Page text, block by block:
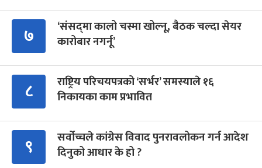
७
‘संसद्‍मा कालो चस्मा खोल्नू, बैठक चल्दा सेयर
कारोबार नगर्नू’
८
राष्ट्रिय परिचयपत्रको ‘सर्भर’ समस्याले १६
निकायका काम प्रभावित
९
सर्वोच्चले कांग्रेस विवाद पुनरावलोकन गर्न आदेश
दिनुको आधार के हो ?